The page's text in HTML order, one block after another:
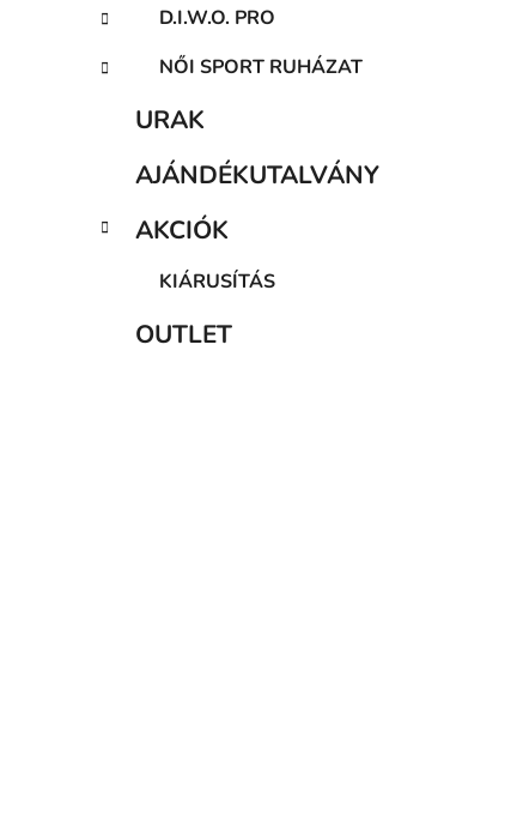
D.I.W.O. PRO
NŐI SPORT RUHÁZAT
URAK
AJÁNDÉKUTALVÁNY
AKCIÓK
KIÁRUSÍTÁS
OUTLET